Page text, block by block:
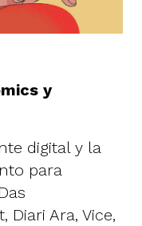
y
digital y la
para
Diari Ara, Vice,